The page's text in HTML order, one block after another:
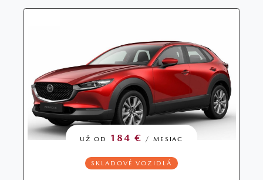
UŽ OD 184 € / MESIAC
SKLADOVÉ VOZIDLÁ